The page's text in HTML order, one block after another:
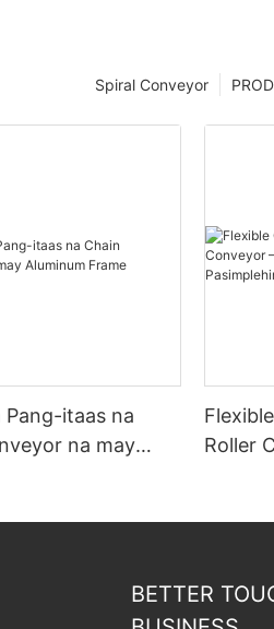
Spiral Conveyor
Pang-itaas na
na may
Roller
ang
BETTER